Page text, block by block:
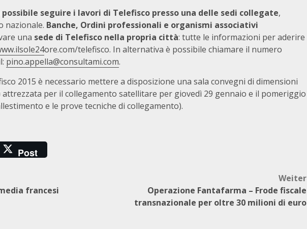
possibile seguire i lavori di Telefisco presso una delle sedi collegate,
nazionale. Banche, Ordini professionali e organismi associativi
una sede di Telefisco nella propria città: tutte le informazioni per aderire
ore.com/telefisco. In alternativa è possibile chiamare il numero
pino.appella@consultami.com.
2015 è necessario mettere a disposizione una sala convegni di dimensioni
per il collegamento satellitare per giovedì 29 gennaio e il pomeriggio
e le prove tecniche di collegamento).
Post
francesi
Weiter
Operazione Fantafarma – Frode fiscale
transnazionale per oltre 30 milioni di euro